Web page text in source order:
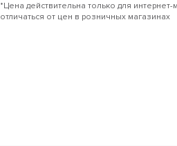
*Цена действительна только для
отличаться от цен в розничных магазинах